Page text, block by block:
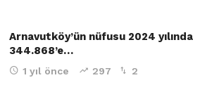
Arnavutköy’ün nüfusu 2024 yılında
344.868’e…
1 yıl önce 297 2